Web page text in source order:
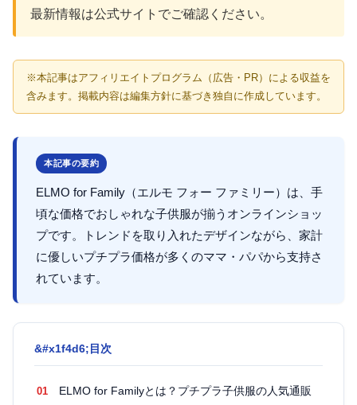
最新情報は公式サイトでご確認ください。
※本記事はアフィリエイトプログラム（広告・PR）による収益を
含みます。掲載内容は編集方針に基づき独自に作成しています。
本記事の要約
ELMO for Family（エルモ フォー ファミリー）は、手
頃な価格でおしゃれな子供服が揃うオンラインショッ
プです。トレンドを取り入れたデザインながら、家計
に優しいプチプラ価格が多くのママ・パパから支持さ
れています。
目次
ELMO for Familyとは？プチプラ子供服の人気通販